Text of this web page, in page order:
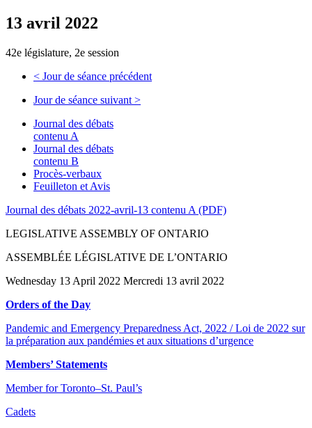
13 avril 2022
42e législature, 2e session
< Jour de séance précédent
Jour de séance suivant >
Journal des débats
contenu A
Journal des débats
contenu B
Procès-verbaux
Feuilleton et Avis
Journal des débats 2022-avril-13 contenu A (PDF)
LEGISLATIVE ASSEMBLY OF ONTARIO
ASSEMBLÉE LÉGISLATIVE DE L’ONTARIO
Wednesday 13 April 2022 Mercredi 13 avril 2022
Orders of the Day
Pandemic and Emergency Preparedness Act, 2022 / Loi de 2022 sur
la préparation aux pandémies et aux situations d’urgence
Members’ Statements
Member for Toronto–St. Paul’s
Cadets